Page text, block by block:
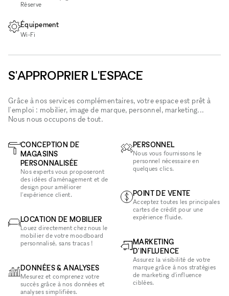
Réserve
Équipement
Wi‑Fi
S'APPROPRIER L'ESPACE
Grâce à nos services complémentaires, votre espace est prêt à
l'emploi : mobilier, image de marque, personnel, marketing...
Nous nous occupons de tout.
CONCEPTION DE
MAGASINS
PERSONNALISÉE
Nos experts vous proposeront
des idées d'aménagement et de
design pour améliorer
l'expérience client.
LOCATION DE MOBILIER
Louez directement chez nous le
mobilier de votre moodboard
personnalisé, sans tracas !
DONNÉES & ANALYSES
Mesurez et comprenez votre
succès grâce à nos données et
analyses simplifiées.
PERSONNEL
Nous vous fournissons le
personnel nécessaire en
quelques clics.
POINT DE VENTE
Acceptez toutes les principales
cartes de crédit pour une
expérience fluide.
MARKETING
D'INFLUENCE
Assurez la visibilité de votre
marque grâce à nos stratégies
de marketing d'influence
ciblées.